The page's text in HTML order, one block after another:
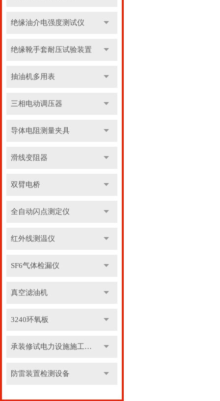
绝缘油介电强度测试仪
绝缘靴手套耐压试验装置
抽油机多用表
三相电动调压器
导体电阻测量夹具
滑线变阻器
双臂电桥
全自动闪点测定仪
红外线测温仪
SF6气体检漏仪
真空滤油机
3240环氧板
承装修试电力设施施工机具
防雷装置检测设备